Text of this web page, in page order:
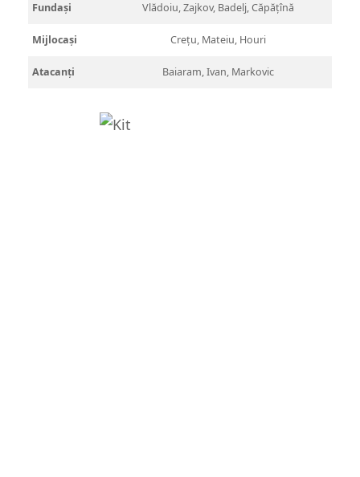
Fundași Vlădoiu, Zajkov, Badelj, Căpățînă
Mijlocași Crețu, Mateiu, Houri
Atacanți Baiaram, Ivan, Markovic